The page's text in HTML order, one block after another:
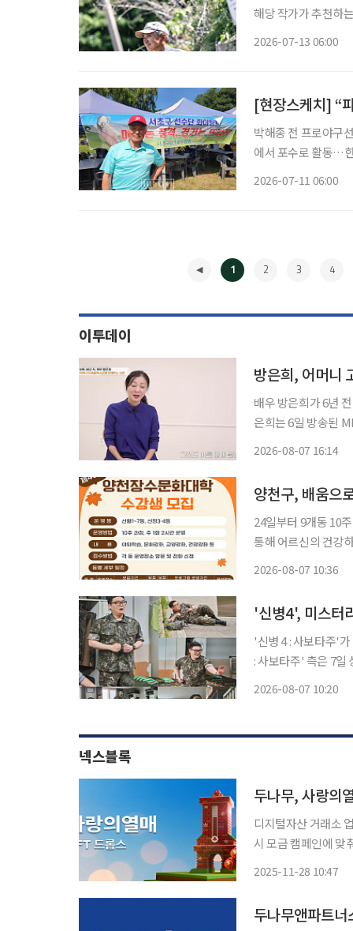
해당 작가가 추천하는 책도 함께 즐겨보
2026-07-13 06:00
[현장스케치] “
박해종 전 프로야구선
에서 포수로 활동…
2026-07-11 06:00
1 2 3 4
이투데이
방은희, 어머니
배우 방은희가 6년
은희는 6일 방송된
2026-08-07 16:14
양천구, 배움으
24일부터 9개동 10주 과정 진
통해 어르신의 건강
2026-08-07 10:36
'신병4', 미스터
'신병 4 : 사보타주'가 한층
: 사보타주' 측은 7일
2026-08-07 10:20
넥스블록
두나무, 사랑의
디지털자산 거래소
시 모금 캠페인에 맞
2025-11-28 10:47